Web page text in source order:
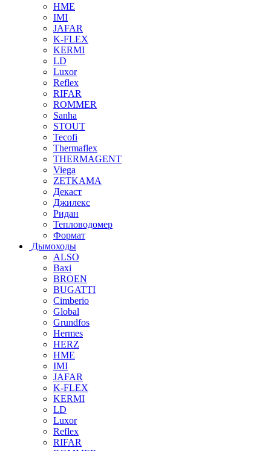
HME
IMI
JAFAR
K-FLEX
KERMI
LD
Luxor
Reflex
RIFAR
ROMMER
Sanha
STOUT
Tecofi
Thermaflex
THERMAGENT
Viega
ZETKAMA
Декаст
Джилекс
Ридан
Тепловодомер
Формат
Дымоходы
ALSO
Baxi
BROEN
BUGATTI
Cimberio
Global
Grundfos
Hermes
HERZ
HME
IMI
JAFAR
K-FLEX
KERMI
LD
Luxor
Reflex
RIFAR